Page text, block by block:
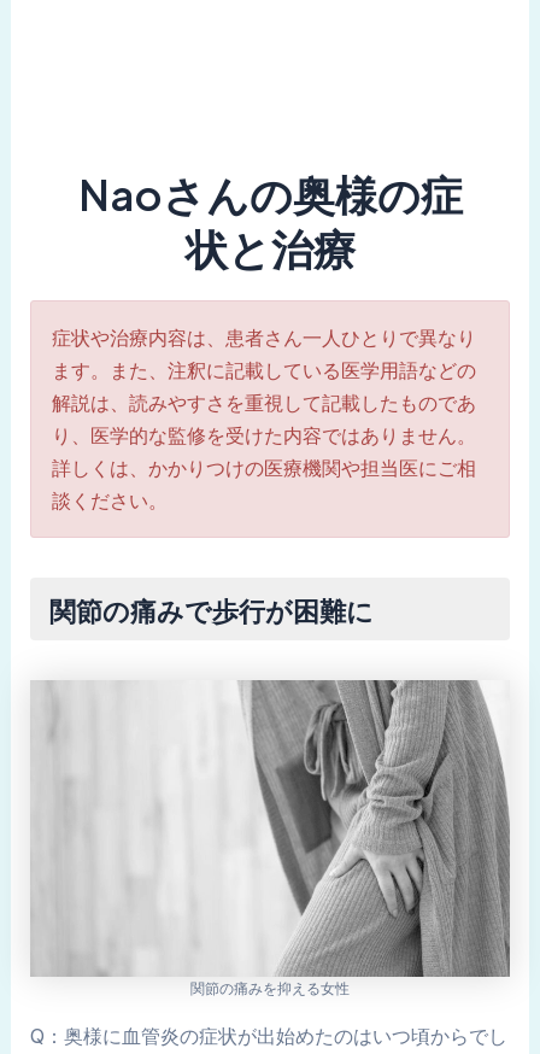
Naoさんの奥様の症
状と治療
症状や治療内容は、患者さん一人ひとりで異なり
ます。また、注釈に記載している医学用語などの
解説は、読みやすさを重視して記載したものであ
り、医学的な監修を受けた内容ではありません。
詳しくは、かかりつけの医療機関や担当医にご相
談ください。
関節の痛みで歩行が困難に
関節の痛みを抑える女性
Q：奥様に血管炎の症状が出始めたのはいつ頃からでし